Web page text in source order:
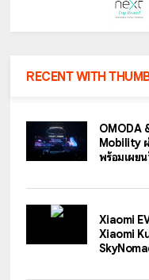
RECENT WITH
OMODA
Mobility ผ่
พร้อมเผย
Xiaomi
Xiaomi